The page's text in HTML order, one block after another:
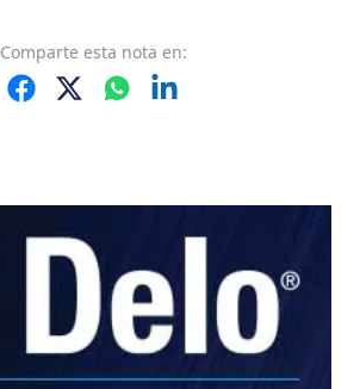
Comparte esta nota en: